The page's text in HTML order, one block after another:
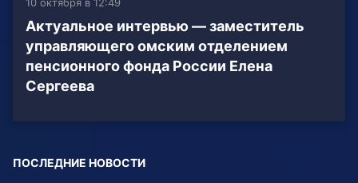
10 октября в 12:49
Актуальное интервью — заместитель
управляющего омским отделением
пенсионного фонда России Елена
Сергеева
ПОСЛЕДНИЕ НОВОСТИ